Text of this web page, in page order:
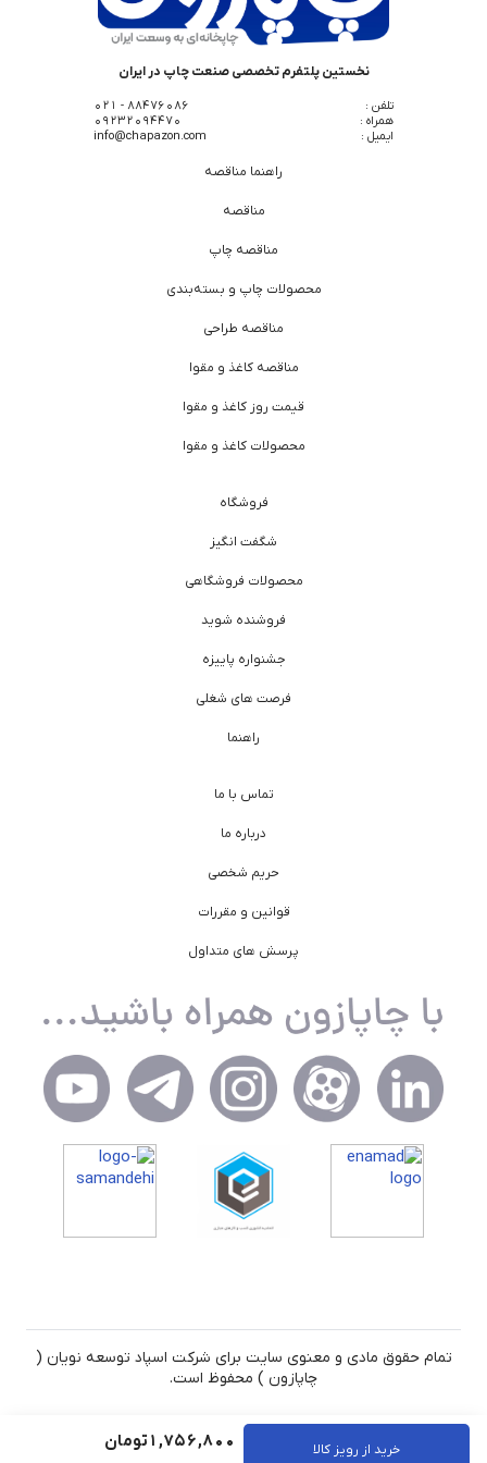
خرید از رویز کالا 1,756,800 تومان
نخستین پلتفرم تخصصی صنعت چاپ در ایران
تلفن :
88476086 - 021
همراه :
09232094470
ایمیل :
info@chapazon.com
راهنما مناقصه
مناقصه
مناقصه چاپ
محصولات چاپ و بسته‌بندی
مناقصه طراحی
مناقصه کاغذ و مقوا
قیمت روز کاغذ و مقوا
محصولات کاغذ و مقوا
فروشگاه
شگفت انگیز
محصولات فروشگاهی
فروشنده شوید
جشنواره پاییزه
فرصت های شغلی
راهنما
تماس با ما
درباره ما
حریم شخصی
قوانین و مقررات
پرسش های متداول
تمام حقوق مادی و معنوی سایت برای شرکت اسپاد توسعه نویان (
چاپازون ) محفوظ است.